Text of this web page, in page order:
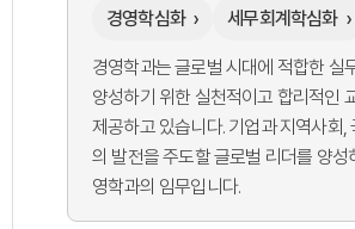
경영학심화 › 세무회계학심화 ›
경영학과는 글로벌 시대에 적합한 실
양성하기 위한 실천적이고 합리적인
제공하고 있습니다. 기업과 지역사회,
의 발전을 주도할 글로벌 리더를 양성
영학과의 임무입니다.